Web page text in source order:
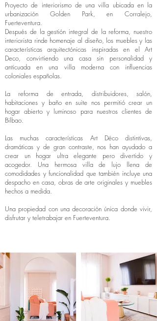
Proyecto de interiorismo de una villa ubicada en la
urbanización Golden Park, en Corralejo,
Fuerteventura.
Después de la gestión integral de la reforma, nuestro
interiorista rinde homenaje al diseño, los muebles y las
características arquitectónicas inspiradas en el Art
Deco, convirtiendo una casa sin personalidad y
anticuada en una villa moderna con influencias
coloniales españolas.
La reforma de entrada, distribuidores, salón,
habitaciones y baño en suite nos permitió crear un
hogar abierto y luminoso para nuestros clientes de
Bilbao.
Las muchas características Art Déco distintivas,
dramáticas y de gran contraste, nos han ayudado a
crear un hogar ultra elegante pero divertido y
acogedor. Una hermosa villa de lujo llena de
comodidades y funcionalidad que también incluye una
despacho en casa, obras de arte originales y muebles
hechos a medida.
Una propiedad con una decoración única donde vivir,
disfrutar y teletrabajar en Fuerteventura.